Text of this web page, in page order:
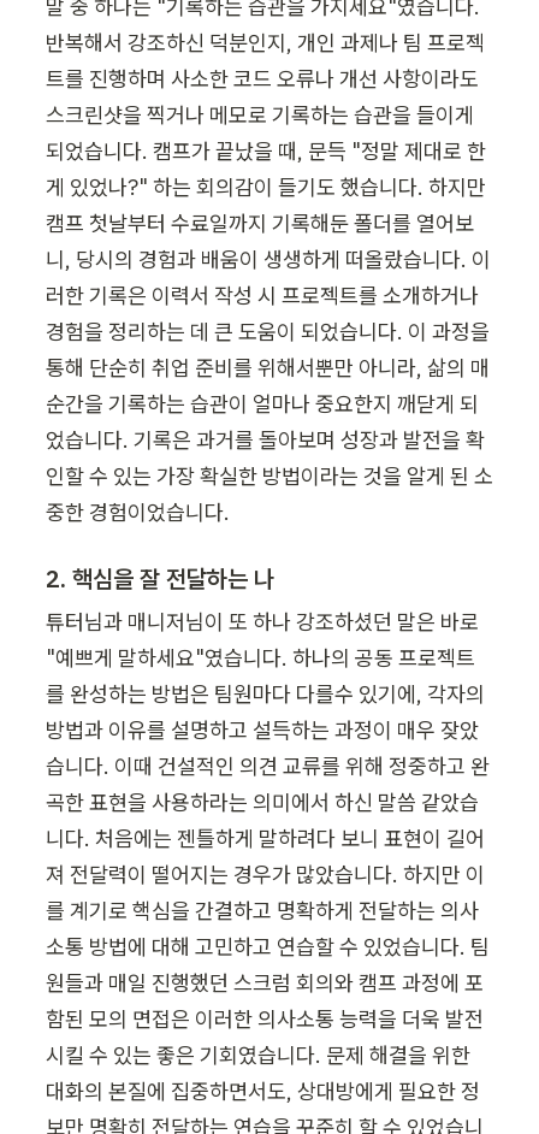
말 중 하나는 "기록하는 습관을 가지세요"였습니다.
반복해서 강조하신 덕분인지, 개인 과제나 팀 프로젝
트를 진행하며 사소한 코드 오류나 개선 사항이라도
스크린샷을 찍거나 메모로 기록하는 습관을 들이게
되었습니다. 캠프가 끝났을 때, 문득 "정말 제대로 한
게 있었나?" 하는 회의감이 들기도 했습니다. 하지만
캠프 첫날부터 수료일까지 기록해둔 폴더를 열어보
니, 당시의 경험과 배움이 생생하게 떠올랐습니다. 이
러한 기록은 이력서 작성 시 프로젝트를 소개하거나
경험을 정리하는 데 큰 도움이 되었습니다. 이 과정을
통해 단순히 취업 준비를 위해서뿐만 아니라, 삶의 매
순간을 기록하는 습관이 얼마나 중요한지 깨닫게 되
었습니다. 기록은 과거를 돌아보며 성장과 발전을 확
인할 수 있는 가장 확실한 방법이라는 것을 알게 된 소
중한 경험이었습니다.
2. 핵심을 잘 전달하는 나
튜터님과 매니저님이 또 하나 강조하셨던 말은 바로
"예쁘게 말하세요"였습니다. 하나의 공동 프로젝트
를 완성하는 방법은 팀원마다 다를수 있기에, 각자의
방법과 이유를 설명하고 설득하는 과정이 매우 잦았
습니다. 이때 건설적인 의견 교류를 위해 정중하고 완
곡한 표현을 사용하라는 의미에서 하신 말씀 같았습
니다. 처음에는 젠틀하게 말하려다 보니 표현이 길어
져 전달력이 떨어지는 경우가 많았습니다. 하지만 이
를 계기로 핵심을 간결하고 명확하게 전달하는 의사
소통 방법에 대해 고민하고 연습할 수 있었습니다. 팀
원들과 매일 진행했던 스크럼 회의와 캠프 과정에 포
함된 모의 면접은 이러한 의사소통 능력을 더욱 발전
시킬 수 있는 좋은 기회였습니다. 문제 해결을 위한
대화의 본질에 집중하면서도, 상대방에게 필요한 정
보만 명확히 전달하는 연습을 꾸준히 할 수 있었습니